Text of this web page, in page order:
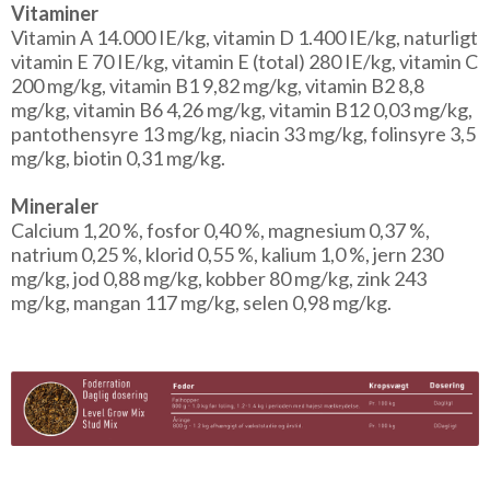
Vitaminer
Vitamin A 14.000 IE/kg, vitamin D 1.400 IE/kg, naturligt
vitamin E 70 IE/kg, vitamin E (total) 280 IE/kg, vitamin C
200 mg/kg, vitamin B1 9,82 mg/kg, vitamin B2 8,8
mg/kg, vitamin B6 4,26 mg/kg, vitamin B12 0,03 mg/kg,
pantothensyre 13 mg/kg, niacin 33 mg/kg, folinsyre 3,5
mg/kg, biotin 0,31 mg/kg.
Mineraler
Calcium 1,20 %, fosfor 0,40 %, magnesium 0,37 %,
natrium 0,25 %, klorid 0,55 %, kalium 1,0 %, jern 230
mg/kg, jod 0,88 mg/kg, kobber 80 mg/kg, zink 243
mg/kg, mangan 117 mg/kg, selen 0,98 mg/kg.